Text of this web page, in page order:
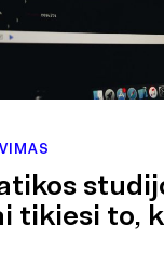
tikiesi to,